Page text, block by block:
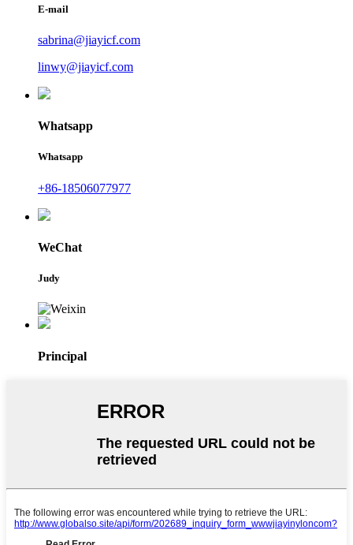
E-mail
sabrina@jiayicf.com
linwy@jiayicf.com
Whatsapp
Whatsapp
+86-18506077977
WeChat
Judy
Principal